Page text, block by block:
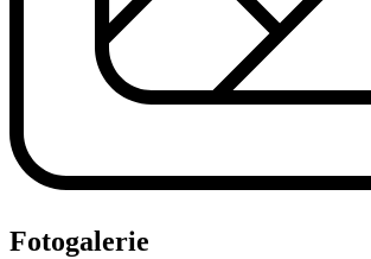
Fotogalerie